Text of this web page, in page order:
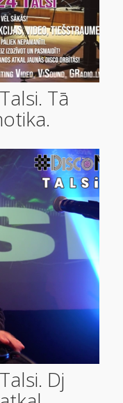
Tā
Dj